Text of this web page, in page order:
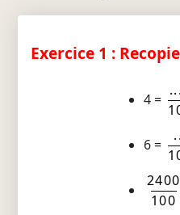
Exercice 1 :
4 =
...
6 =
2400
100